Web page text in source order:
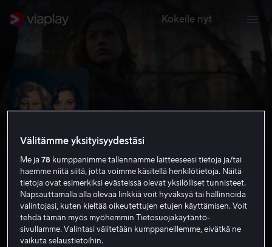
Kokeile nyt
Red Joan
6.4 Draama Romantiikka
Välitämme yksityisyydestäsi
Me ja78 kumppanimme tallennamme laitteeseesi tietoja ja/tai
haemme niitä siitä, jotta voimme käsitellä henkilötietoja. Näitä
tietoja ovat esimerkiksi evästeissä olevat yksilölliset tunnisteet.
Napsauttamalla alla olevaa linkkiä voit hyväksyä tai hallinnoida
valintojasi, kuten kieltää oikeutettujen etujen käyttämisen. Voit
tehdä tämän myös myöhemmin Tietosuojakäytäntö-
sivullamme. Valintasi välitetään kumppaneillemme, eivätkä ne
vaikuta selaustietoihin.